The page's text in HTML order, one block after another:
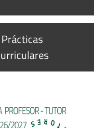
Prácticas